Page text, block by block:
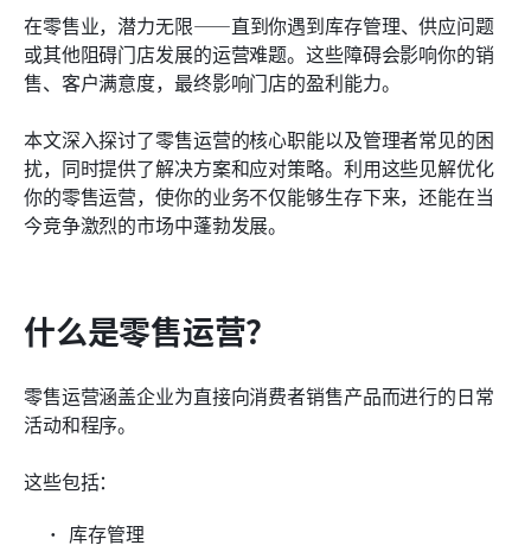
在零售业，潜力无限——直到你遇到库存管理、供应问题
或其他阻碍门店发展的运营难题。这些障碍会影响你的销
售、客户满意度，最终影响门店的盈利能力。
本文深入探讨了零售运营的核心职能以及管理者常见的困
扰，同时提供了解决方案和应对策略。利用这些见解优化
你的零售运营，使你的业务不仅能够生存下来，还能在当
今竞争激烈的市场中蓬勃发展。
什么是零售运营？
零售运营涵盖企业为直接向消费者销售产品而进行的日常
活动和程序。
这些包括：
库存管理
零售运营中的8个常见挫折
提升零售运营的10种方法
关于零售运营未来的预测
Lark帮助简化您的零售运营